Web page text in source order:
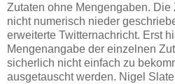
Zutaten ohne Mengengaben. Die
nicht numerisch nieder
erweiterte Twitternachricht. Erst
Mengenangabe der einzelnen
sicherlich nicht einfach zu
ausgetauscht werden. Nigel